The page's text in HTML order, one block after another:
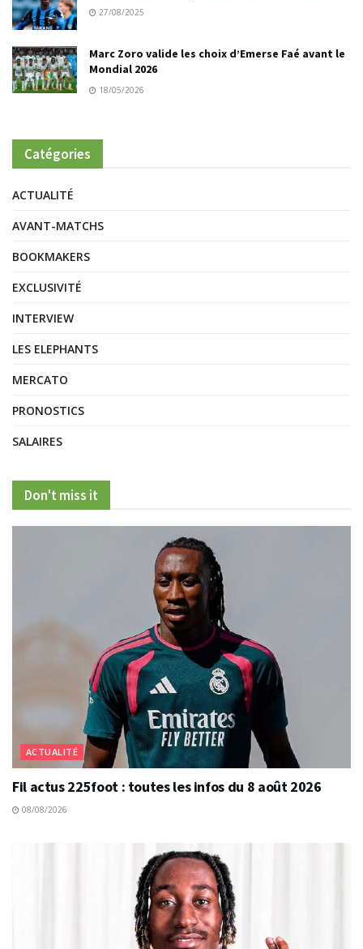
27/08/2025
Marc Zoro valide les choix d’Emerse Faé avant le
Mondial 2026
18/05/2026
Catégories
ACTUALITÉ
AVANT-MATCHS
BOOKMAKERS
EXCLUSIVITÉ
INTERVIEW
LES ELEPHANTS
MERCATO
PRONOSTICS
SALAIRES
Don't miss it
ACTUALITÉ
Fil actus 225foot : toutes les infos du 8 août 2026
08/08/2026